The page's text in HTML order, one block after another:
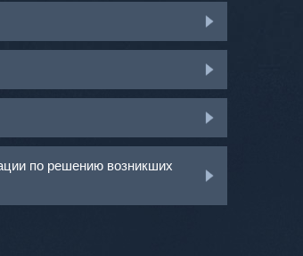
по решению возникших